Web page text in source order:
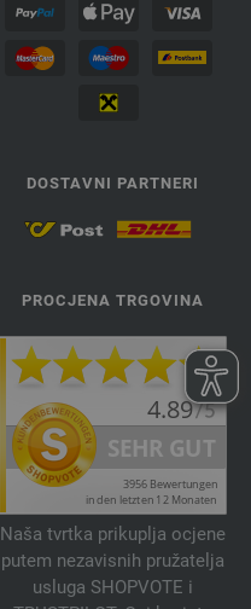
DOSTAVNI PARTNERI
PROCJENA TRGOVINA
Naša tvrtka prikuplja ocjene
putem nezavisnih pružatelja
usluga SHOPVOTE i